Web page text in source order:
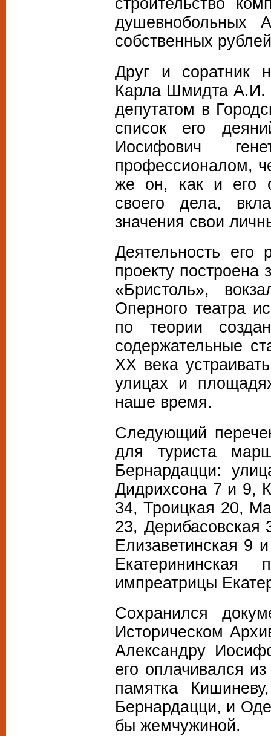
душевнобольных
собственных
Друг и соратник
Карла Шмидта А.И.
депутатом в
список его
Иосифович
профессионалом,
же он, как и его
своего дела,
значения свои
Деятельность
проекту построена
«Бристоль»,
Оперного театра
по теории
содержательные
ХХ века
улицах и
наше время.
Следующий
для туриста
Бернардацци:
Дидрихсона 7 и 9,
34, Троицкая 20,
23, Дерибасовская
Елизаветинская 9
импреатрицы
Сохранился
Историческом
Александру
его оплачивался
памятка
Бернардацци, и
бы жемчужиной.